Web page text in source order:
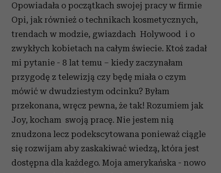
Opowiadała o początkach swojej pracy w firmie
Opi, jak również o technikach kosmetycznych,
trendach w modzie, gwiazdach Holywood i o
zwykłych kobietach na całym świecie. Ktoś zadał
mi pytanie - 8 lat temu – kiedy zaczynałam
przygodę z telewizją czy będę miała o czym
mówić w dwudziestym odcinku? Byłam
przekonana, wręcz pewna, że tak! Rozumiem jak
Joy, kocham swoją pracę. Nie jestem nią
znudzona lecz podekscytowana ponieważ ciągle
się rozwijam aby zaskakiwać wiedzą, która jest
dostępna dla każdego. Moja amerykańska - nowo